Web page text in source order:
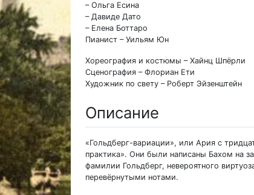
– Ольга Есина
– Давиде Дато
– Елена Боттаро
Пианист – Уильям Юн
Хореография и костюмы – Хайнц Шпёрли
Сценография – Флориан Ети
Художник по свету – Роберт Эйзенштейн
Описание
«Гольдберг-вариации», или Ария с
практика». Они были написаны Бахом на
фамилии Гольдберг, невероятного
перевёрнутыми нотами.